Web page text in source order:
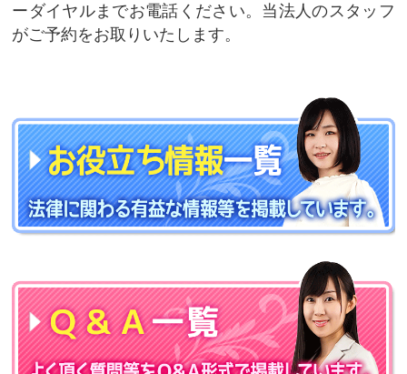
ーダイヤルまでお電話ください。当法人のスタッフ
がご予約をお取りいたします。